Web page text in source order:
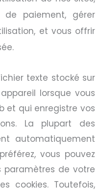
de paiement, gérer
et vous offrir
texte stocké sur
lorsque vous
et qui enregistre vos
La plupart des
automatiquement
vous pouvez
paramètres de votre
cookies. Toutefois,